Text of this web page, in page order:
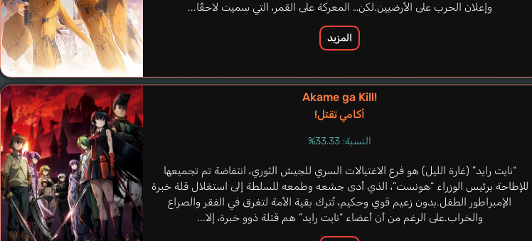
Li Xiang
وإعلان الحرب على الأرضيين.لكن… المعركة على القمر، التي سميت لاحقًا...
المزيد
Akame ga Kill!
أكامي تقتل!
النسبة: 33.33%
“نايت رايد” (غارة الليل) هو فرع الاغتيالات السري للجيش الثوري، انتفاضة تم تجميعها
للإطاحة برئيس الوزراء “هونست”، الذي أدى جشعه وطمعه للسلطة إلى استغلال قلة خبرة
الإمبراطور الطفل.بدون زعيم قوي وحكيم، تُترك بقية الأمة لتغرق في الفقر والصراع
والخراب.على الرغم من أن أعضاء “نايت رايد” هم قتلة ذوو خبرة، إلا...